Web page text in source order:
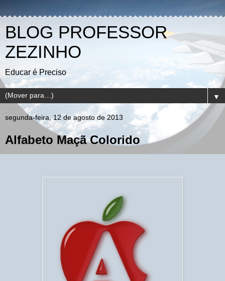
BLOG PROFESSOR
ZEZINHO
Educar é Preciso
▼
segunda-feira, 12 de agosto de 2013
Alfabeto Maçã Colorido